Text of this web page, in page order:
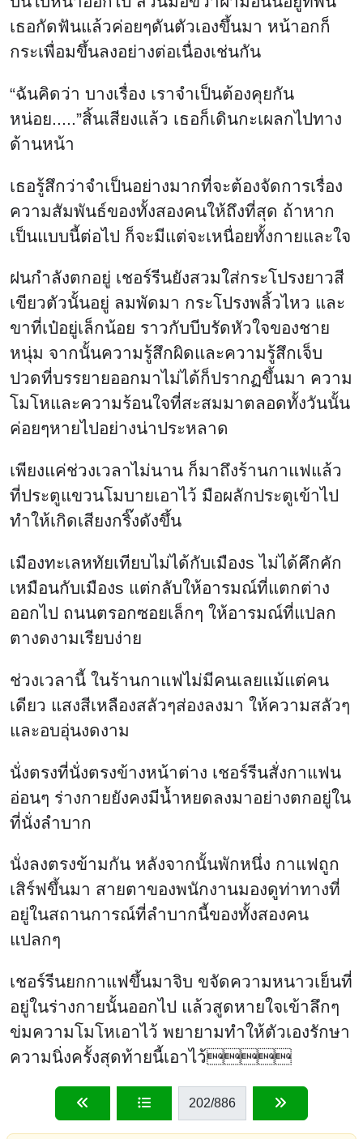
เธอกัดฟันแล้วค่อยๆดันตัวเองขึ้นมา หน้าอกก็
กระเพื่อมขึ้นลงอย่างต่อเนื่องเช่นกัน
“ฉันคิดว่า บางเรื่อง เราจำเป็นต้องคุยกัน
หน่อย.....”สิ้นเสียงแล้ว เธอก็เดินกะเผลกไปทาง
ด้านหน้า
เธอรู้สึกว่าจำเป็นอย่างมากที่จะต้องจัดการเรื่อง
ความสัมพันธ์ของทั้งสองคนให้ถึงที่สุด ถ้าหาก
เป็นแบบนี้ต่อไป ก็จะมีแต่จะเหนื่อยทั้งกายและใจ
ฝนกำลังตกอยู่ เชอร์รีนยังสวมใส่กระโปรงยาวสี
เขียวตัวนั้นอยู่ ลมพัดมา กระโปรงพลิ้วไหว และ
ขาที่เป๋อยู่เล็กน้อย ราวกับบีบรัดหัวใจของชาย
หนุ่ม จากนั้นความรู้สึกผิดและความรู้สึกเจ็บ
ปวดที่บรรยายออกมาไม่ได้ก็ปรากฏขึ้นมา ความ
โมโหและความร้อนใจที่สะสมมาตลอดทั้งวันนั้น
ค่อยๆหายไปอย่างน่าประหลาด
เพียงแค่ช่วงเวลาไม่นาน ก็มาถึงร้านกาแฟแล้ว
ที่ประตูแขวนโมบายเอาไว้ มือผลักประตูเข้าไป
ทำให้เกิดเสียงกริ๊งดังขึ้น
เมืองทะเลหทัยเทียบไม่ได้กับเมืองs ไม่ได้คึกคัก
เหมือนกับเมืองs แต่กลับให้อารมณ์ที่แตกต่าง
ออกไป ถนนตรอกซอยเล็กๆ ให้อารมณ์ที่แปลก
ตางดงามเรียบง่าย
ช่วงเวลานี้ ในร้านกาแฟไม่มีคนเลยแม้แต่คน
เดียว แสงสีเหลืองสลัวๆส่องลงมา ให้ความสลัวๆ
และอบอุ่นงดงาม
นั่งตรงที่นั่งตรงข้างหน้าต่าง เชอร์รีนสั่งกาแฟน
อ่อนๆ ร่างกายยังคงมีน้ำหยดลงมาอย่างตกอยู่ใน
ที่นั่งลำบาก
นั่งลงตรงข้ามกัน หลังจากนั้นพักหนึ่ง กาแฟถูก
เสิร์ฟขึ้นมา สายตาของพนักงานมองดูท่าทางที่
อยู่ในสถานการณ์ที่ลำบากนี้ของทั้งสองคน
แปลกๆ
เชอร์รีนยกกาแฟขึ้นมาจิบ ขจัดความหนาวเย็นที่
อยู่ในร่างกายนั้นออกไป แล้วสูดหายใจเข้าลึกๆ
ข่มความโมโหเอาไว้ พยายามทำให้ตัวเองรักษา
ความนิ่งครั้งสุดท้ายนี้เอาไว้
202/886